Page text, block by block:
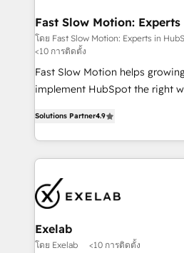
services include: - Choosing the right HubSpot
package for your business - Full CRM, Marketing, and
Sales Hub implementations - Custom dashboards
and reporting - Workflow automation and data
clean-up - Sales enablement and team training -
Leeds and London, we partner
UK who are ready to turn
engine it’s meant to be.
Fast Slow Motion:
Salesforce
โดย Fast Slow Motion: Experts in
<10 การติดตั้ง
Fast Slow Motion helps
implement HubSpot the right
Highly certified in both
bring deep experience in CRM
integrations, and data
market and enterprise
combines strong technical
business perspective. Many of
scaled businesses themselves,
Solutions Partner4.9
Exelab
โดย Exelab <10 การติดตั้ง